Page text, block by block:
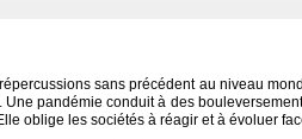
sans précédent au niveau
Une pandémie conduit à des
oblige les sociétés à réagir et à évoluer